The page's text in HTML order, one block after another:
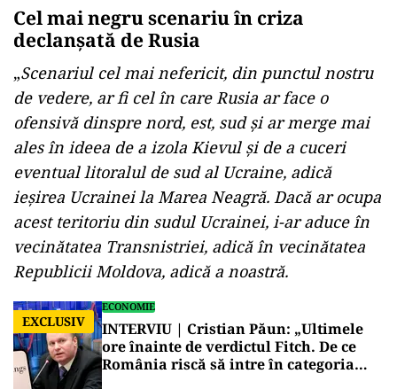
Cel mai negru scenariu în criza
declanșată de Rusia
„Scenariul cel mai nefericit, din punctul nostru
de vedere, ar fi cel în care Rusia ar face o
ofensivă dinspre nord, est, sud și ar merge mai
ales în ideea de a izola Kievul și de a cuceri
eventual litoralul de sud al Ucraine, adică
ieșirea Ucrainei la Marea Neagră. Dacă ar ocupa
acest teritoriu din sudul Ucrainei, i-ar aduce în
vecinătatea Transnistriei, adică în vecinătatea
Republicii Moldova, adică a noastră.
EXCLUSIV
ECONOMIE
INTERVIU | Cristian Păun: „Ultimele
ore înainte de verdictul Fitch. De ce
România riscă să intre în categoria